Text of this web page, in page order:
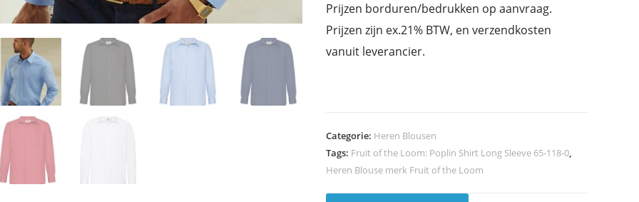
Prijzen borduren/bedrukken op aanvraag.
Prijzen zijn ex.21% BTW, en verzendkosten
vanuit leverancier.
Categorie: Heren Blousen
Tags: Fruit of the Loom: Poplin Shirt Long Sleeve 65-118-0,
Heren Blouse merk Fruit of the Loom